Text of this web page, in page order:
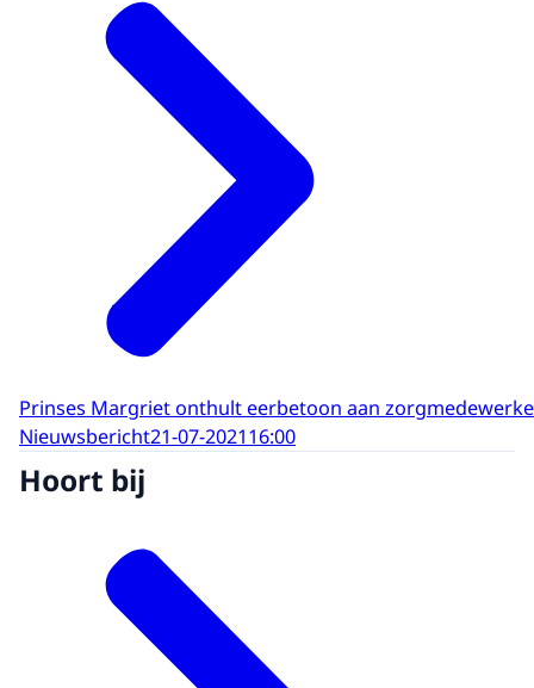
Prinses Margriet onthult eerbetoon aan
Nieuwsbericht21-07-202116:00
Hoort bij